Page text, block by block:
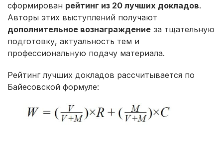
сформирован рейтинг из 20 лучших докладов.
Авторы этих выступлений получают
дополнительное вознаграждение за тщательную
подготовку, актуальность тем и
профессиональную подачу материала.
Рейтинг лучших докладов рассчитывается по
Байесовской формуле: